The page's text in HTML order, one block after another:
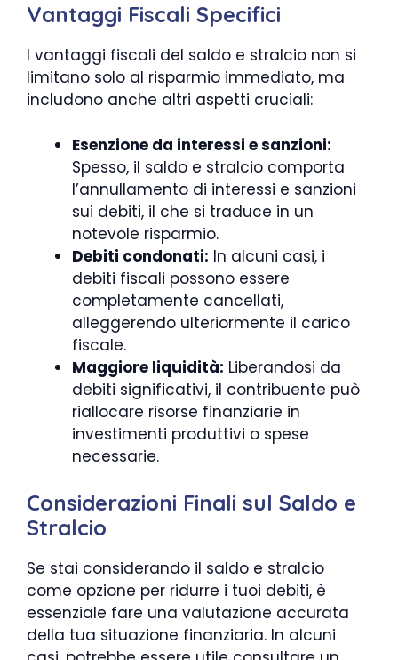
Vantaggi Fiscali Specifici
I vantaggi fiscali del saldo e stralcio non si
limitano solo al risparmio immediato, ma
includono anche altri aspetti cruciali:
Esenzione da interessi e sanzioni:
Spesso, il saldo e stralcio comporta
l’annullamento di interessi e sanzioni
sui debiti, il che si traduce in un
notevole risparmio.
Debiti condonati: In alcuni casi, i
debiti fiscali possono essere
completamente cancellati,
alleggerendo ulteriormente il carico
fiscale.
Maggiore liquidità: Liberandosi da
debiti significativi, il contribuente può
riallocare risorse finanziarie in
investimenti produttivi o spese
necessarie.
Considerazioni Finali sul Saldo e
Stralcio
Se stai considerando il saldo e stralcio
come opzione per ridurre i tuoi debiti, è
essenziale fare una valutazione accurata
della tua situazione finanziaria. In alcuni